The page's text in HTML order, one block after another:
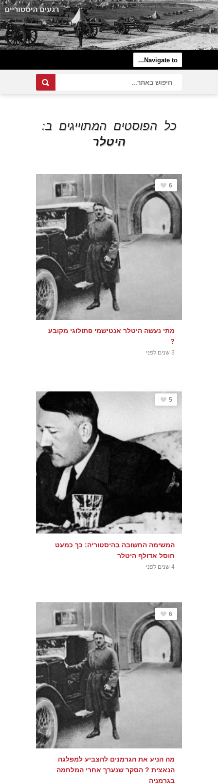
כל הפוסטים המתוייגים ב:
היטלר
6
מתי נעשה היטלר אנטישמי פתולוגי מקובע
?
3 שנים לפני
5
המשימה החשובה בהיסטוריה: כך כמעט
חוסל אדולף היטלר
4 שנים לפני
6
מה הניע את הגרמנים להצביע למפלגה
הנאצית ? הסקר שנערך אחרי המלחמה
בגרמניה